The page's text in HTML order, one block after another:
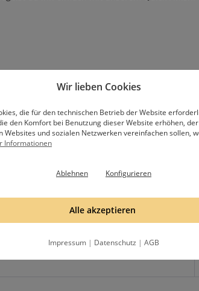
Abonniere unseren
Wir lieben Cookies
die für den technischen Betrieb der Website
den Komfort bei Benutzung dieser Website erhöhen,
Websites und sozialen Netzwerken vereinfachen sollen,
Informationen
Ablehnen Konfigurieren
Alle akzeptieren
Impressum | Datenschutz | AGB